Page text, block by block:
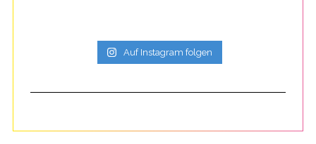
Auf Instagram folgen